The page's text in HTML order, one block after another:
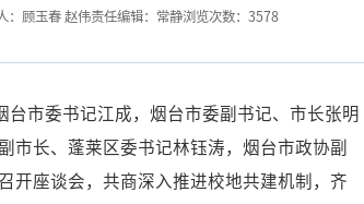
：顾玉春 赵伟责任编辑：常静浏览次数： 3578
市委书记江成，烟台市委副书记、市长张明
市长、蓬莱区委书记林钰涛，烟台市政协副
开座谈会，共商深入推进校地共建机制，齐